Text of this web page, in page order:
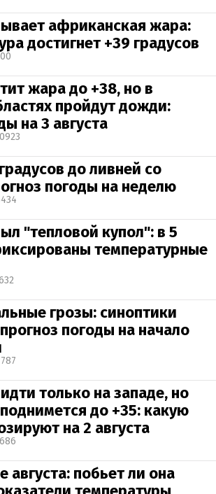
африканская жара:
достигнет +39 градусов
жара до +38, но в
пройдут дожди:
на 3 августа
до ливней со
погоды на неделю
"тепловой купол": в 5
температурные
грозы: синоптики
погоды на начало
только на западе, но
до +35: какую
на 2 августа
августа: побьет ли она